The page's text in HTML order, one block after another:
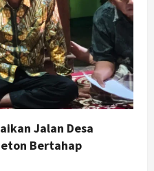
Jalan Desa
Bertahap